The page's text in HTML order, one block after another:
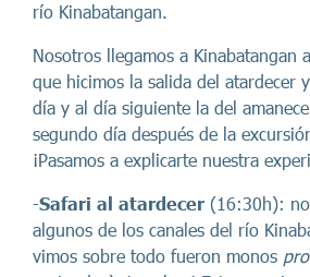
río Kinabatangan.
Nosotros llegamos a Kinabatangan
que hicimos la salida del atardecer
día y al día siguiente la del
segundo día después de la
¡Pasamos a explicarte nuestra
-Safari al atardecer (16:30h):
algunos de los canales del río
vimos sobre todo fueron monos